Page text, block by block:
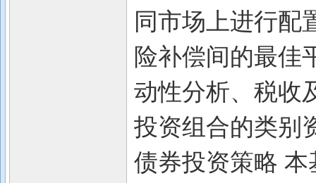
同市场上进行配
险补偿间的最佳
动性分析、税收
投资组合的类别
债券投资策略